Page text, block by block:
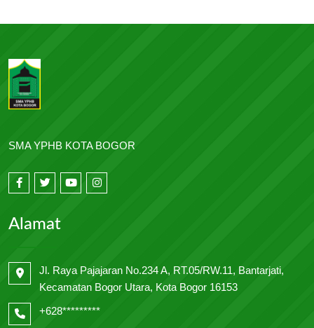
SMA YPHB KOTA BOGOR
Alamat
Jl. Raya Pajajaran No.234 A, RT.05/RW.11, Bantarjati,
Kecamatan Bogor Utara, Kota Bogor 16153
+628*********